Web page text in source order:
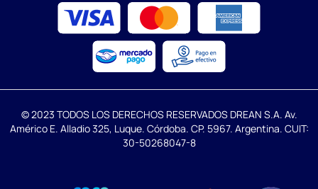
© 2023 TODOS LOS DERECHOS RESERVADOS DREAN S.A. Av.
Américo E. Alladio 325, Luque. Córdoba. CP. 5967. Argentina. CUIT:
30-50268047-8